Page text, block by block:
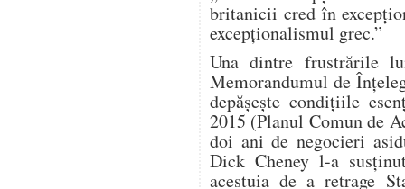
britanicii cred în
excepționalismul grec.”
Una dintre frustrările
Memorandumul de
depășește condițiile
2015 (Planul Comun de
doi ani de negocieri
Dick Cheney l-a
acestuia de a retrage